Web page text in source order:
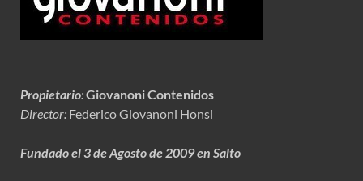
Propietario:Giovanoni Contenidos
Director: Federico Giovanoni Honsi
Fundado el 3 de Agosto de 2009 en Salto